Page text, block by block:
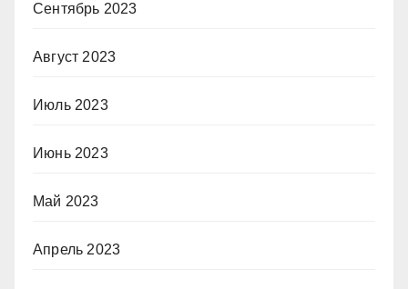
Сентябрь 2023
Август 2023
Июль 2023
Июнь 2023
Май 2023
Апрель 2023